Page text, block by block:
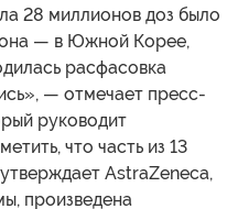
28 миллионов доз было
— в Южной Корее,
расфасовка
— отмечает пресс-
руководит
что часть из 13
AstraZeneca,
произведена